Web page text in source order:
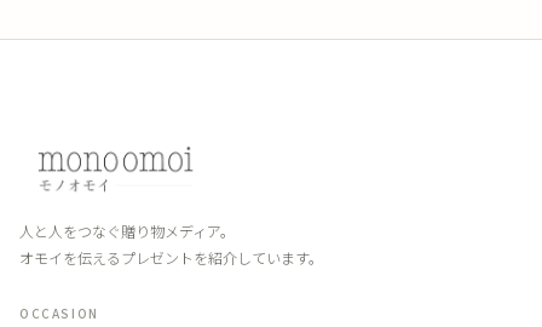
人と人をつなぐ贈り物メディア。
オモイを伝えるプレゼントを紹介しています。
OCCASION